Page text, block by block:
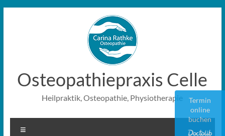
Osteopathiepraxis Celle
Heilpraktik, Osteopathie, Physiotherapie
Termin
online
buchen